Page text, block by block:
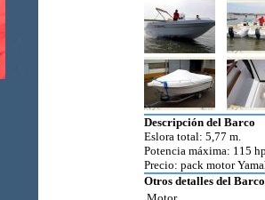
Descripción del Barco
Eslora total: 5,77 m.
Potencia máxima: 115
Precio: pack motor
Otros detalles del Barco